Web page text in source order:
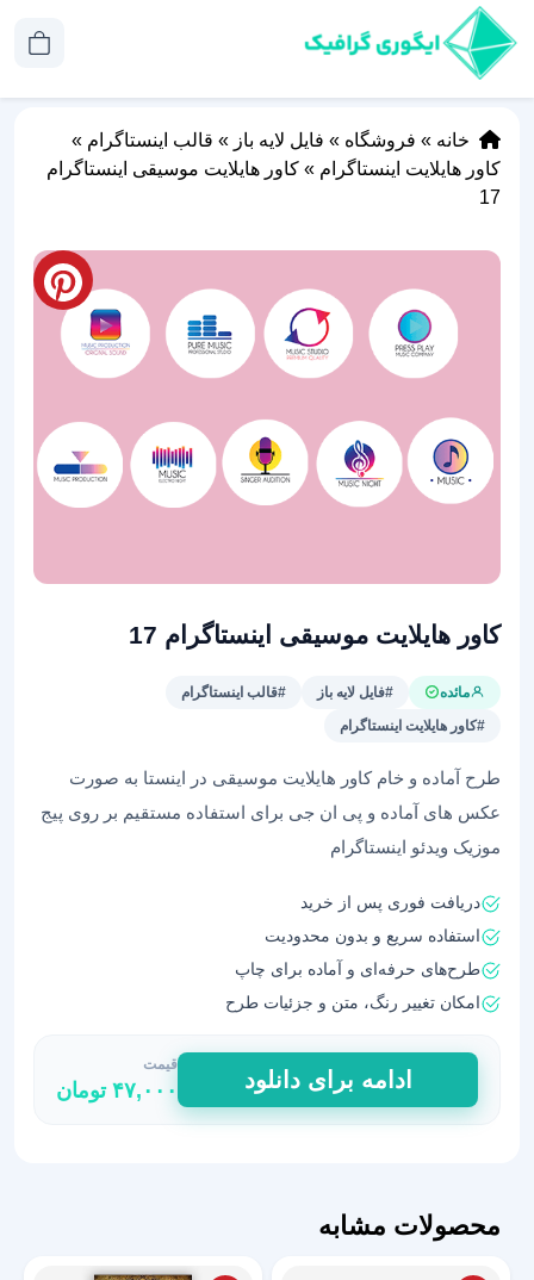
خانه » فروشگاه » فایل لایه باز » قالب اینستاگرام »
کاور هایلایت اینستاگرام » کاور هایلایت موسیقی اینستاگرام
17
کاور هایلایت موسیقی اینستاگرام 17
مائده #فایل لایه باز
#قالب اینستاگرام
#کاور هایلایت اینستاگرام
طرح آماده و خام کاور هایلایت موسیقی در اینستا به صورت
عکس های آماده و پی ان جی برای استفاده مستقیم بر روی پیج
موزیک ویدئو اینستاگرام
دریافت فوری پس از خرید
استفاده سریع و بدون محدودیت
طرح‌های حرفه‌ای و آماده برای چاپ
امکان تغییر رنگ، متن و جزئیات طرح
کاور
هایلایت
موسیقی
ادامه برای دانلود
قیمت
۴۷,۰۰۰ تومان
محصولات مشابه